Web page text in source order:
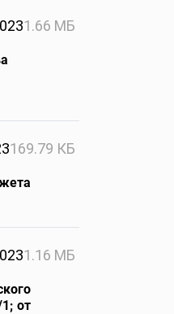
1.66 МБ
169.79 КБ
1.16 МБ
от